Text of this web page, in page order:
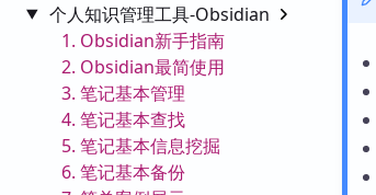
个人知识管理工具-Obsidian
1. Obsidian新手指南
2. Obsidian最简使用
3. 笔记基本管理
4. 笔记基本查找
5. 笔记基本信息挖掘
6. 笔记基本备份